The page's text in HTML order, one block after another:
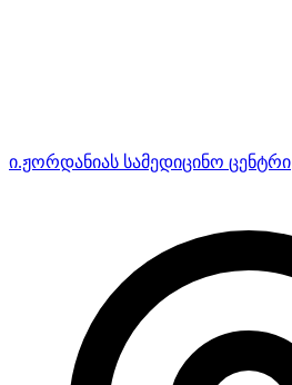
ი.ჟორდანიას სამედიცინო ცენტრი